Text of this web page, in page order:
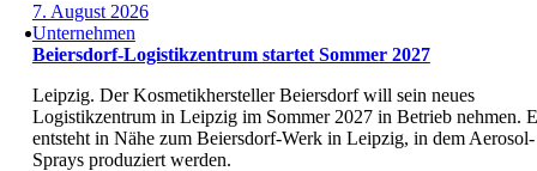
7. August 2026
Unternehmen
Beiersdorf-Logistikzentrum startet Sommer 2027
Leipzig. Der Kosmetikhersteller Beiersdorf will sein neues
Logistikzentrum in Leipzig im Sommer 2027 in Betrieb nehmen.
entsteht in Nähe zum Beiersdorf-Werk in Leipzig, in dem Aerosol-
Sprays produziert werden.